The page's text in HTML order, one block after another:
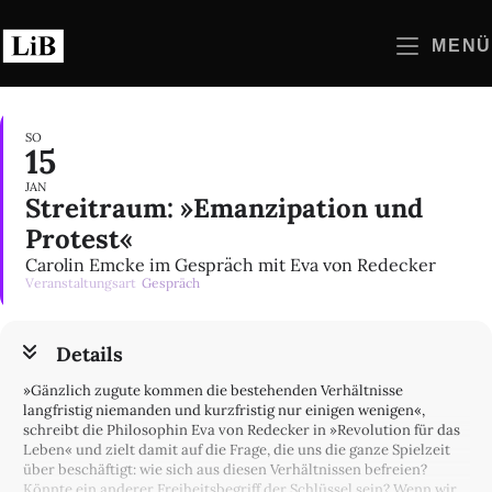
Inhalt
springen
MENÜ
SO
15
JAN
Streitraum: »Emanzipation und
Protest«
Carolin Emcke im Gespräch mit Eva von Redecker
Veranstaltungsart Gespräch
Details
»Gänzlich zugute kommen die bestehenden Verhältnisse
langfristig niemanden und kurzfristig nur einigen wenigen«,
schreibt die Philosophin Eva von Redecker in »Revolution für das
Leben« und zielt damit auf die Frage, die uns die ganze Spielzeit
über beschäftigt: wie sich aus diesen Verhältnissen befreien?